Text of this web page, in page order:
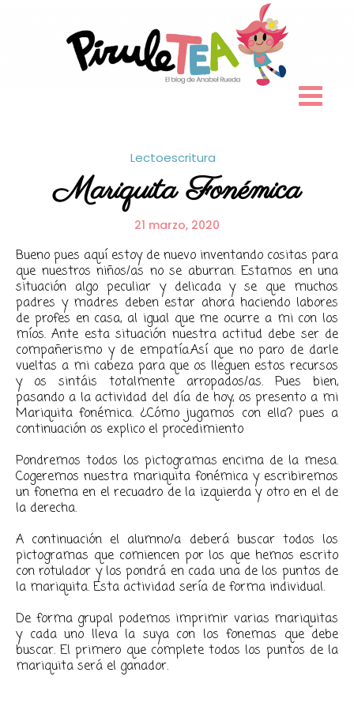
Lectoescritura
Mariquita Fonémica
21 marzo, 2020
Bueno pues aquí estoy de nuevo inventando cositas para
que nuestros niños/as no se aburran. Estamos en una
situación algo peculiar y delicada y se que muchos
padres y madres deben estar ahora haciendo labores
de profes en casa, al igual que me ocurre a mi con los
míos. Ante esta situación nuestra actitud debe ser de
compañerismo y de empatía.Así que no paro de darle
vueltas a mi cabeza para que os lleguen estos recursos
y os sintáis totalmente arropados/as. Pues bien,
pasando a la actividad del día de hoy, os presento a mi
Mariquita fonémica. ¿Cómo jugamos con ella? pues a
continuación os explico el procedimiento
Pondremos todos los pictogramas encima de la mesa.
Cogeremos nuestra mariquita fonémica y escribiremos
un fonema en el recuadro de la izquierda y otro en el de
la derecha.
A continuación el alumno/a deberá buscar todos los
pictogramas que comiencen por los que hemos escrito
con rotulador y los pondrá en cada una de los puntos de
la mariquita. Esta actividad sería de forma individual.
De forma grupal podemos imprimir varias mariquitas
y cada uno lleva la suya con los fonemas que debe
buscar. El primero que complete todos los puntos de la
mariquita será el ganador.